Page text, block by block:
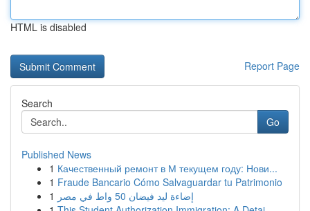
HTML is disabled
Report Page
Search
Go
Published News
1 Качественный ремонт в М текущем году: Нови...
1 Fraude Bancario Cómo Salvaguardar tu Patrimonio
1
إضاءة ليد فيضان 50 واط في مصر